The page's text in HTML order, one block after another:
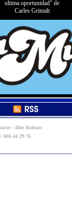
ultima oportunidad" de
Carles Grimalt
- Illes Balears
606 44 29 76